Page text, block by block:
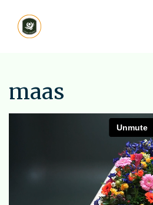
Het rouwboeket in hartvorm
Modern rouwbloemwerk
Orchidee rouwstuk
Van en voor kinderen rouwstuk
Over ons
Contact
maas